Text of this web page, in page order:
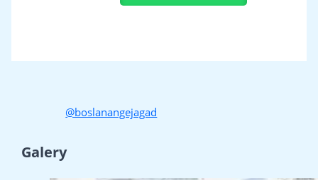
@boslanangejagad
Galery